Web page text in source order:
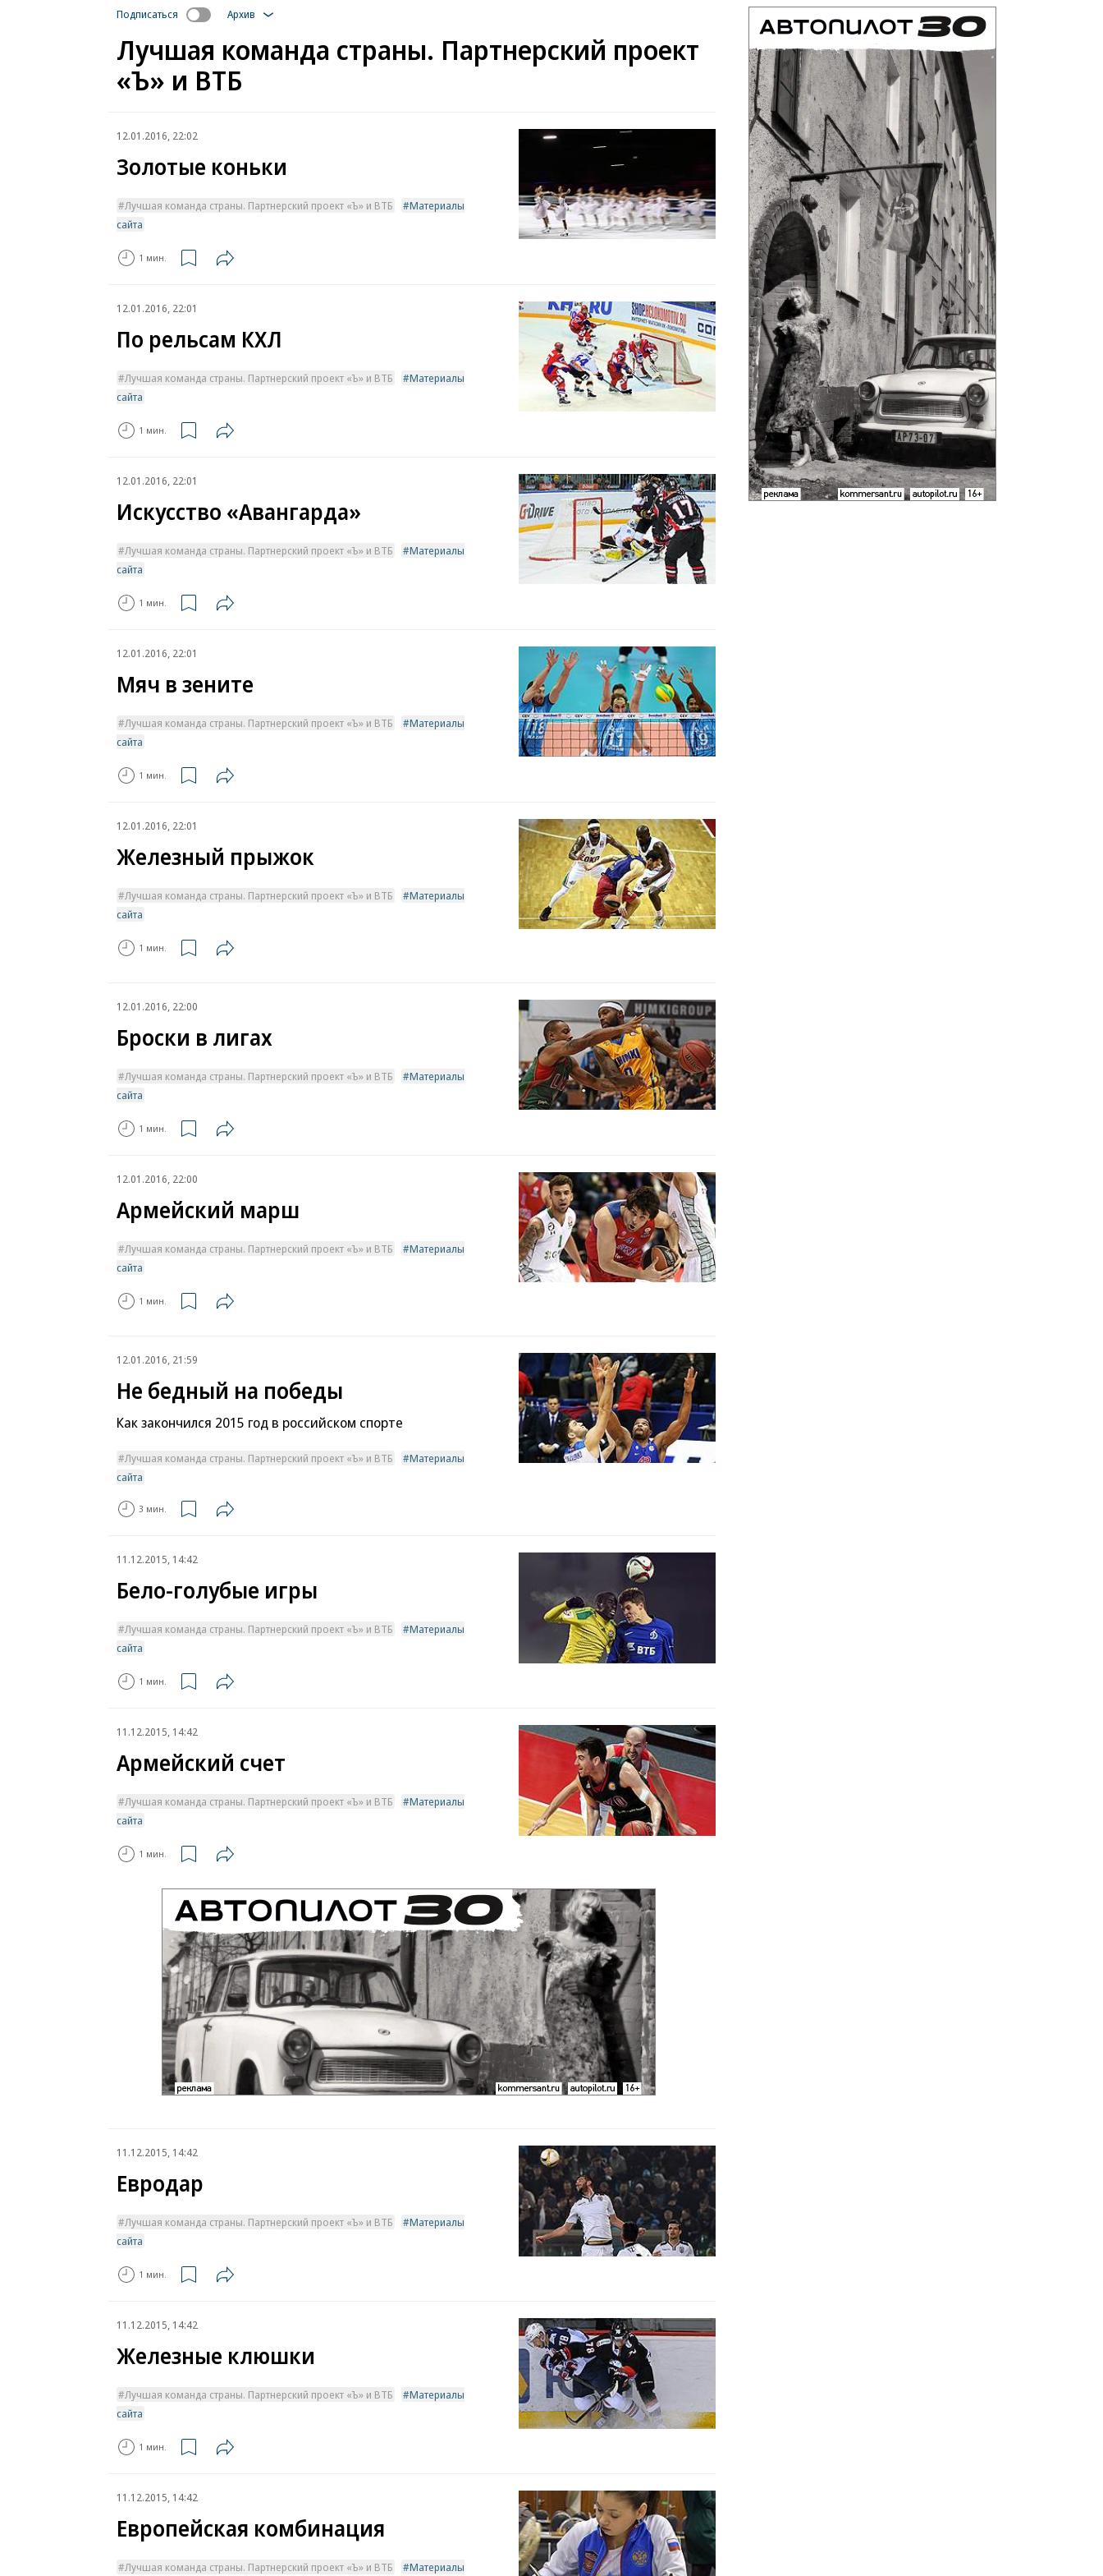
Подписаться Архив
Лучшая команда страны. Партнерский проект
«Ъ» и ВТБ
12.01.2016, 22:02
Золотые коньки
Лучшая команда страны. Партнерский проект «Ъ» и ВТБ
Материалы
сайта
1 мин.
12.01.2016, 22:01
По рельсам КХЛ
Лучшая команда страны. Партнерский проект «Ъ» и ВТБ
Материалы
сайта
1 мин.
12.01.2016, 22:01
Искусство «Авангарда»
Лучшая команда страны. Партнерский проект «Ъ» и ВТБ
Материалы
сайта
1 мин.
12.01.2016, 22:01
Мяч в зените
Лучшая команда страны. Партнерский проект «Ъ» и ВТБ
Материалы
сайта
1 мин.
12.01.2016, 22:01
Железный прыжок
Лучшая команда страны. Партнерский проект «Ъ» и ВТБ
Материалы
сайта
1 мин.
12.01.2016, 22:00
Броски в лигах
Лучшая команда страны. Партнерский проект «Ъ» и ВТБ
Материалы
сайта
1 мин.
12.01.2016, 22:00
Армейский марш
Лучшая команда страны. Партнерский проект «Ъ» и ВТБ
Материалы
сайта
1 мин.
12.01.2016, 21:59
Не бедный на победы
Как закончился 2015 год в российском спорте
Лучшая команда страны. Партнерский проект «Ъ» и ВТБ
Материалы
сайта
3 мин.
11.12.2015, 14:42
Бело-голубые игры
Лучшая команда страны. Партнерский проект «Ъ» и ВТБ
Материалы
сайта
1 мин.
11.12.2015, 14:42
Армейский счет
Лучшая команда страны. Партнерский проект «Ъ» и ВТБ
Материалы
сайта
1 мин.
11.12.2015, 14:42
Евродар
Лучшая команда страны. Партнерский проект «Ъ» и ВТБ
Материалы
сайта
1 мин.
11.12.2015, 14:42
Железные клюшки
Лучшая команда страны. Партнерский проект «Ъ» и ВТБ
Материалы
сайта
1 мин.
11.12.2015, 14:42
Европейская комбинация
Лучшая команда страны. Партнерский проект «Ъ» и ВТБ Материалы